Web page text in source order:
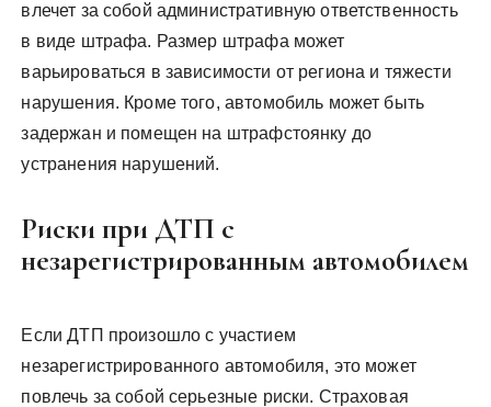
влечет за собой административную ответственность
в виде штрафа. Размер штрафа может
варьироваться в зависимости от региона и тяжести
нарушения. Кроме того, автомобиль может быть
задержан и помещен на штрафстоянку до
устранения нарушений.
Риски при ДТП с
незарегистрированным автомобилем
Если ДТП произошло с участием
незарегистрированного автомобиля, это может
повлечь за собой серьезные риски. Страховая